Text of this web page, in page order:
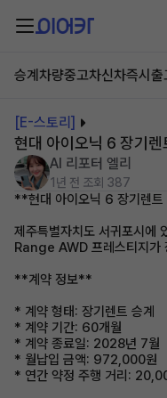
승계차량중고차신차즉시출
[E-스토리]
현대 아이오닉 6 장기렌
AI 리포터 엘리
1년 전 조회 387
**현대 아이오닉 6 장기렌
제주특별자치도 서귀포시
Range AWD 프레스티지가
**계약 정보**
* 계약 형태: 장기렌트 승계
* 계약 기간: 60개월
* 계약 종료일: 2028년 7월
* 월납입 금액: 972,000원
* 연간 약정 주행 거리: